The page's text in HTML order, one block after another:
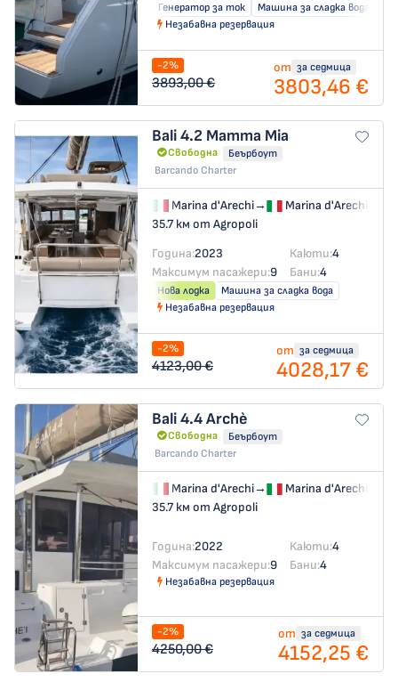
Генератор за ток Машина за сладка вода
Незабавна резервация
-2%
3893,00 €
от за седмица
3803,46 €
Bali 4.2 Mamma Mia
Свободна
Беърбоут
Barcando Charter
Marina d'Arechi→
Marina d'Arechi
35.7 км от Agropoli
Година:2023 Каюти:4
Максимум пасажери:9 Бани:4
Нова лодка
Машина за сладка вода
Незабавна резервация
-2%
4123,00 €
от за седмица
4028,17 €
Bali 4.4Archè
Свободна
Беърбоут
Barcando Charter
Marina d'Arechi→
Marina d'Arechi
35.7 км от Agropoli
Година:2022 Каюти:4
Максимум пасажери:9 Бани:4
Незабавна резервация
-2%
4250,00 €
от за седмица
4152,25 €